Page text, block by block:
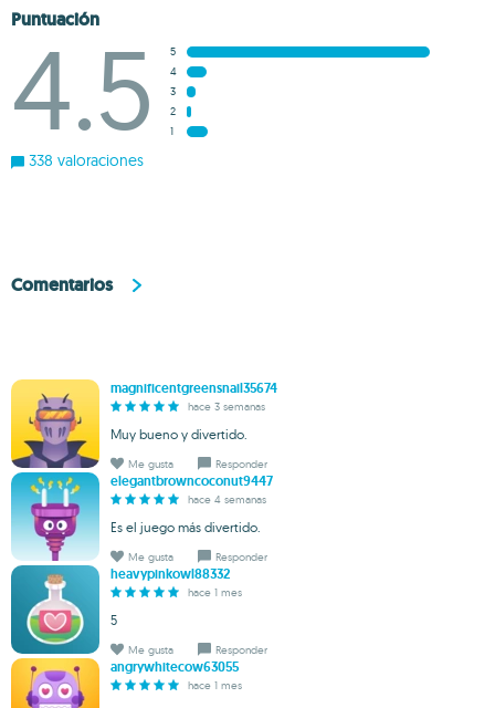
Puntuación
4.5
5
4
3
2
1
338 valoraciones
Comentarios
magnificentgreensnail35674
hace 3 semanas
Muy bueno y divertido.
Me gusta Responder
elegantbrowncoconut9447
hace 4 semanas
Es el juego más divertido.
Me gusta Responder
heavypinkowl88332
hace 1 mes
5
Me gusta Responder
angrywhitecow63055
hace 1 mes